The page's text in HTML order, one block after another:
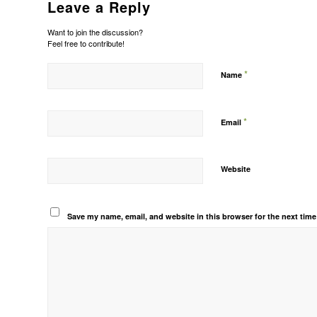
Leave a Reply
Want to join the discussion?
Feel free to contribute!
Name *
Email *
Website
Save my name, email, and website in this browser for the next